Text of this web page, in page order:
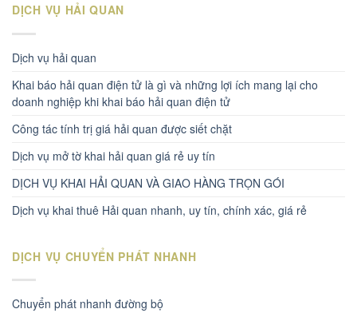
DỊCH VỤ HẢI QUAN
Dịch vụ hải quan
Khai báo hải quan điện tử là gì và những lợi ích mang lại cho
doanh nghiệp khi khai báo hải quan điện tử
Công tác tính trị giá hải quan được siết chặt
Dịch vụ mở tờ khai hải quan giá rẻ uy tín
DỊCH VỤ KHAI HẢI QUAN VÀ GIAO HÀNG TRỌN GÓI
Dịch vụ khai thuê Hải quan nhanh, uy tín, chính xác, giá rẻ
DỊCH VỤ CHUYỂN PHÁT NHANH
Chuyển phát nhanh đường bộ